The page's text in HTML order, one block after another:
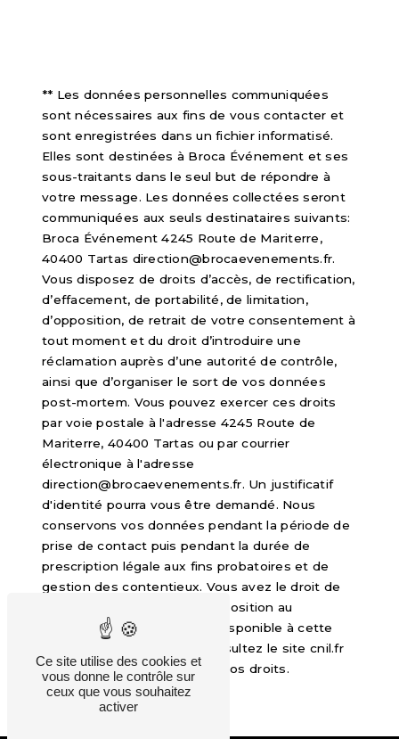
** Les données personnelles communiquées
sont nécessaires aux fins de vous contacter et
sont enregistrées dans un fichier informatisé.
Elles sont destinées à Broca Événement et ses
sous-traitants dans le seul but de répondre à
votre message. Les données collectées seront
communiquées aux seuls destinataires suivants:
Broca Événement 4245 Route de Mariterre,
40400 Tartas direction@brocaevenements.fr.
Vous disposez de droits d’accès, de rectification,
d’effacement, de portabilité, de limitation,
d’opposition, de retrait de votre consentement à
tout moment et du droit d’introduire une
réclamation auprès d’une autorité de contrôle,
ainsi que d’organiser le sort de vos données
post-mortem. Vous pouvez exercer ces droits
par voie postale à l'adresse 4245 Route de
Mariterre, 40400 Tartas ou par courrier
électronique à l'adresse
direction@brocaevenements.fr. Un justificatif
d'identité pourra vous être demandé. Nous
conservons vos données pendant la période de
prise de contact puis pendant la durée de
prescription légale aux fins probatoires et de
gestion des contentieux. Vous avez le droit de
vous inscrire sur la liste d'opposition au
démarchage téléphonique, disponible à cette
. Consultez le site cnil.fr
pour plus d’informations sur vos droits.
Ce site utilise des cookies et
vous donne le contrôle sur
ceux que vous souhaitez
activer